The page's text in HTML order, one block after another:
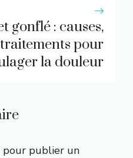
gonflé : causes,
pour
la douleur
pour publier un